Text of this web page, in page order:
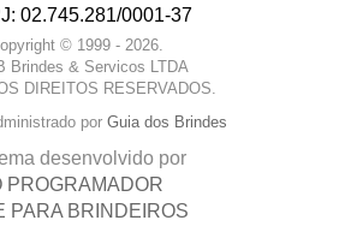
02.745.281/0001-37
© 1999 - 2026.
Brindes & Servicos LTDA
DIREITOS RESERVADOS.
por Guia dos Brindes
desenvolvido por
PROGRAMADOR
PARA BRINDEIROS